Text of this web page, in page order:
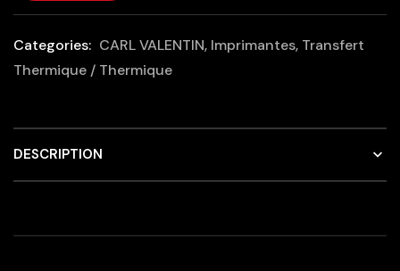
Categories: CARL VALENTIN, Imprimantes, Transfert
Thermique / Thermique
DESCRIPTION